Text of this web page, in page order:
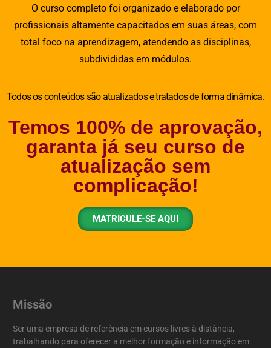
O curso completo foi organizado e elaborado por
profissionais altamente capacitados em suas áreas, com
total foco na aprendizagem, atendendo as disciplinas,
subdivididas em módulos.
Todos os conteúdos são atualizados e tratados de forma dinâmica.
Temos 100% de aprovação,
garanta já seu curso de
atualização sem
complicação!
MATRICULE-SE AQUI
Missão
Ser uma empresa de referência em cursos livres à distância,
trabalhando para oferecer a melhor formação e informação em